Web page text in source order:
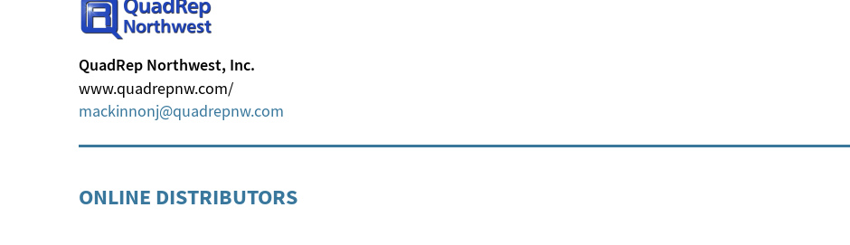
QuadRep Northwest, Inc.
www.quadrepnw.com/
mackinnonj
quadrepnwcom
ONLINE DISTRIBUTORS